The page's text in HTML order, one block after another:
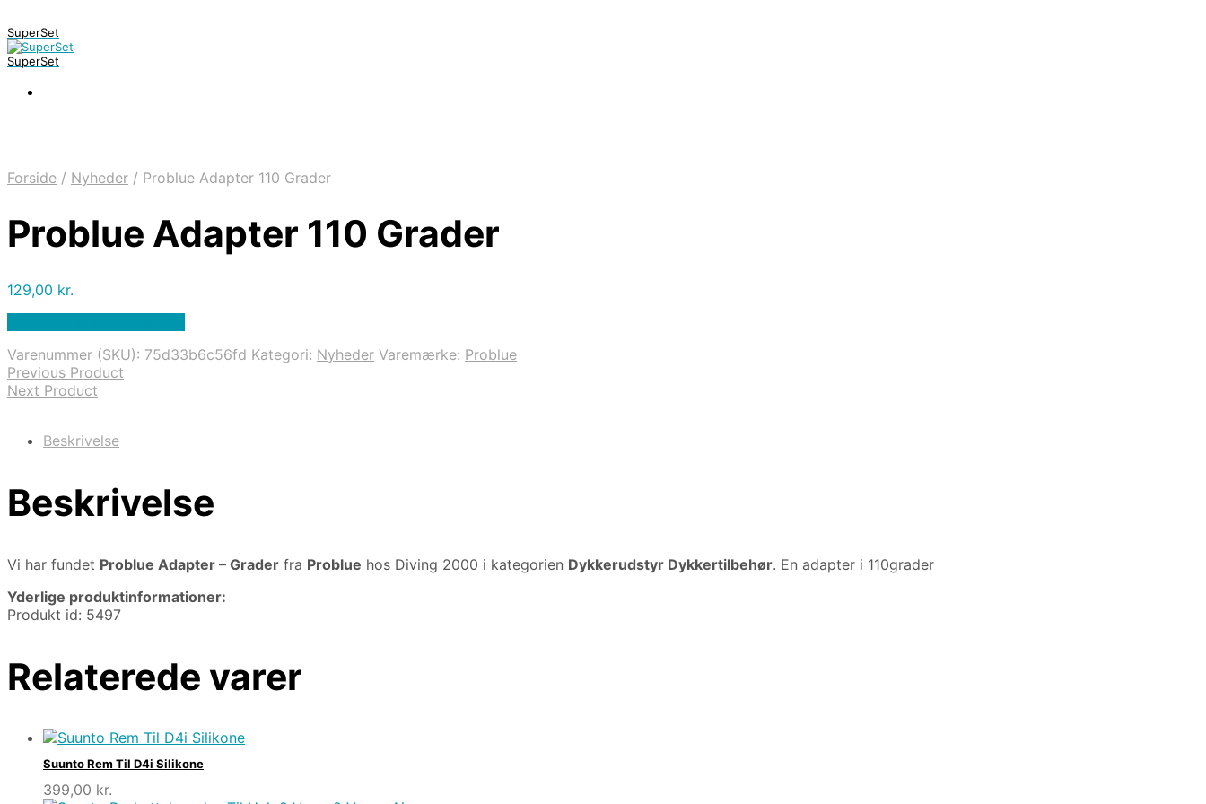
SuperSet
SuperSet
Forside / Nyheder / Problue Adapter 110 Grader
Problue Adapter 110 Grader
129,00 kr.
Varenummer (SKU): 75d33b6c56fd Kategori: Nyheder Varemærke: Problue
Previous Product
Next Product
Beskrivelse
Beskrivelse
Vi har fundet Problue Adapter – Grader fra Problue hos Diving 2000 i kategorien Dykkerudstyr Dykkertilbehør. En adapter i 110grader
Yderlige produktinformationer:
Produkt id: 5497
Relaterede varer
Suunto Rem Til D4i Silikone
399,00 kr.